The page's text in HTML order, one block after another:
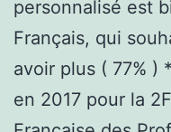
personnalisé est
Français, qui
avoir plus ( 77% )
en 2017 pour la